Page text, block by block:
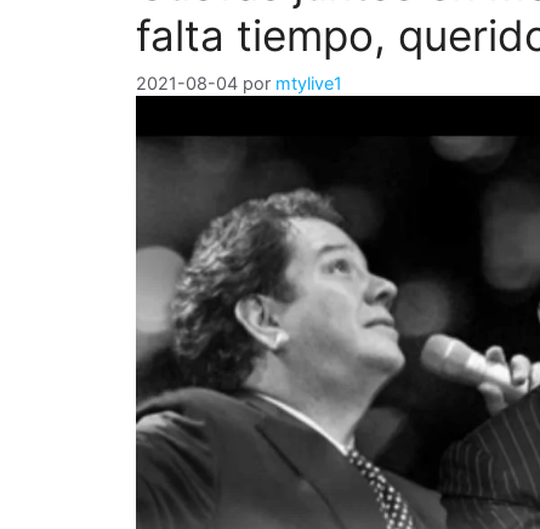
falta tiempo,
2021-08-04 por mtylive1